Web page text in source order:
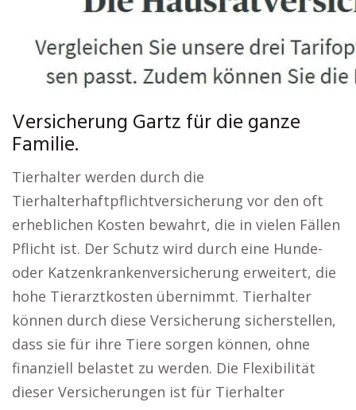
Versicherung Gartz für die ganze
Familie.
Tierhalter werden durch die
Tierhalterhaftpflichtversicherung vor den oft
erheblichen Kosten bewahrt, die in vielen Fällen
Pflicht ist. Der Schutz wird durch eine Hunde-
oder Katzenkrankenversicherung erweitert, die
hohe Tierarztkosten übernimmt. Tierhalter
können durch diese Versicherung sicherstellen,
dass sie für ihre Tiere sorgen können, ohne
finanziell belastet zu werden. Die Flexibilität
dieser Versicherungen ist für Tierhalter